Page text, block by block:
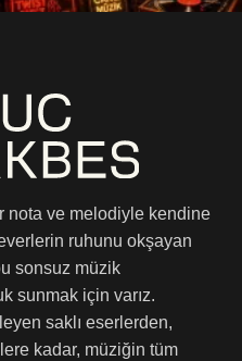
nota ve melodiyle kendine
ruhunu okşayan
sonsuz müzik
sunmak için varız.
saklı eserlerden,
kadar, müziğin tüm